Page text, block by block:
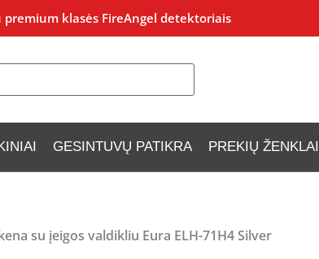
klasės FireAngel detektoriais
GESINTUVŲ PATIKRA PREKIŲ ŽENKLAI
su įeigos valdikliu Eura ELH-71H4 Silver